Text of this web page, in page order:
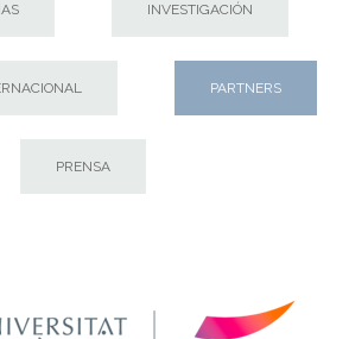
INVESTIGACIÓN
PARTNERS
PRENSA